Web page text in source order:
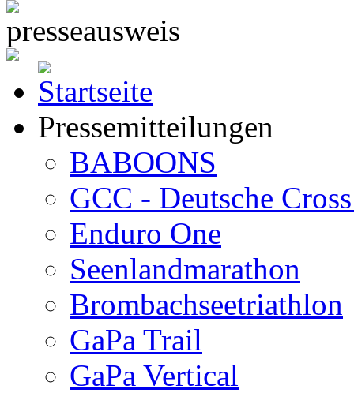
Pressemitteilungen
BABOONS
GCC - Deutsche
Enduro One
Seenlandmarathon
Brombachseetriathlon
GaPa Trail
GaPa Vertical